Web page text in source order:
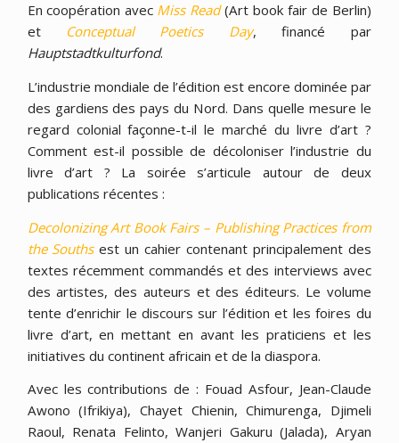
En coopération avec Miss Read (Art book fair de Berlin)
et
Conceptual Poetics Day, financé par
Hauptstadtkulturfond.
L’industrie mondiale de l’édition est encore dominée par
des gardiens des pays du Nord. Dans quelle mesure le
regard colonial façonne-t-il le marché du livre d’art ?
Comment est-il possible de décoloniser l’industrie du
livre d’art ? La soirée s’articule autour de deux
publications récentes :
Decolonizing Art Book Fairs – Publishing Practices from
the Souths est un cahier contenant principalement des
textes récemment commandés et des interviews avec
des artistes, des auteurs et des éditeurs. Le volume
tente d’enrichir le discours sur l’édition et les foires du
livre d’art, en mettant en avant les praticiens et les
initiatives du continent africain et de la diaspora.
Avec les contributions de : Fouad Asfour, Jean-Claude
Awono (Ifrikiya), Chayet Chienin, Chimurenga, Djimeli
Raoul, Renata Felinto, Wanjeri Gakuru (Jalada), Aryan